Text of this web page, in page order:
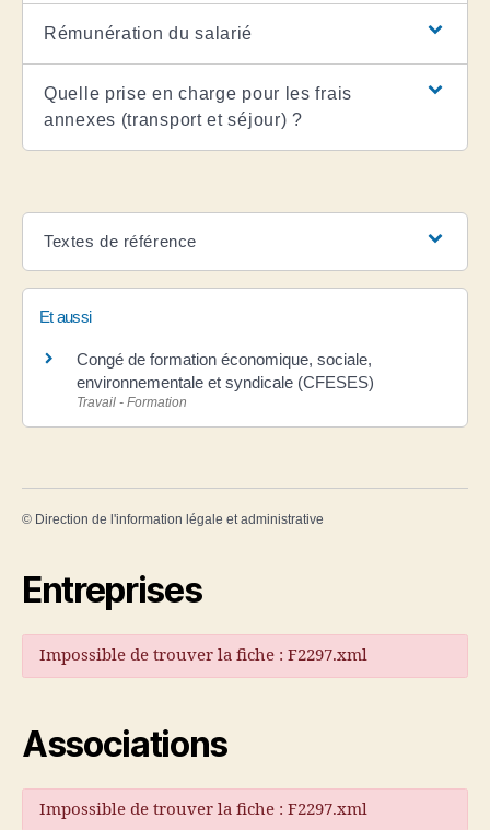
Rémunération du salarié
Quelle prise en charge pour les frais
annexes (transport et séjour) ?
Textes de référence
Et aussi
Congé de formation économique, sociale,
environnementale et syndicale (CFESES)
Travail - Formation
© Direction de l'information légale et administrative
Entreprises
Impossible de trouver la fiche : F2297.xml
Associations
Impossible de trouver la fiche : F2297.xml